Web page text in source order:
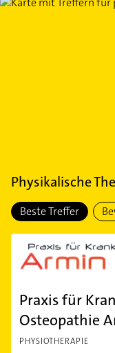
Physikalische
Beste Treffer
Praxis für
Osteopathie
PHYSIOTHERAPIE